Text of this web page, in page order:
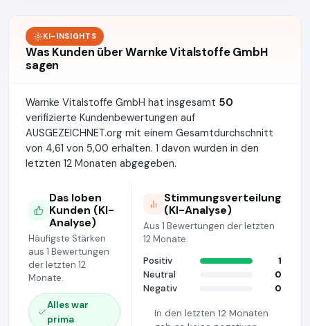
KI-INSIGHTS
Was Kunden über Warnke Vitalstoffe GmbH
sagen
Warnke Vitalstoffe GmbH hat insgesamt 50
verifizierte Kundenbewertungen auf
AUSGEZEICHNET.org mit einem Gesamtdurchschnitt
von 4,61 von 5,00 erhalten. 1 davon wurden in den
letzten 12 Monaten abgegeben.
Das loben
Kunden (KI-
Analyse)
Häufigste Stärken
aus 1 Bewertungen
der letzten 12
Monate.
Alles war
prima
Stimmungsverteilung
(KI-Analyse)
Aus 1 Bewertungen der letzten
12 Monate.
Positiv
1
Neutral
0
Negativ
0
In den letzten 12 Monaten